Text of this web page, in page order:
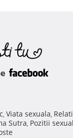
, Viata sexuala,
Sutra, Pozitii